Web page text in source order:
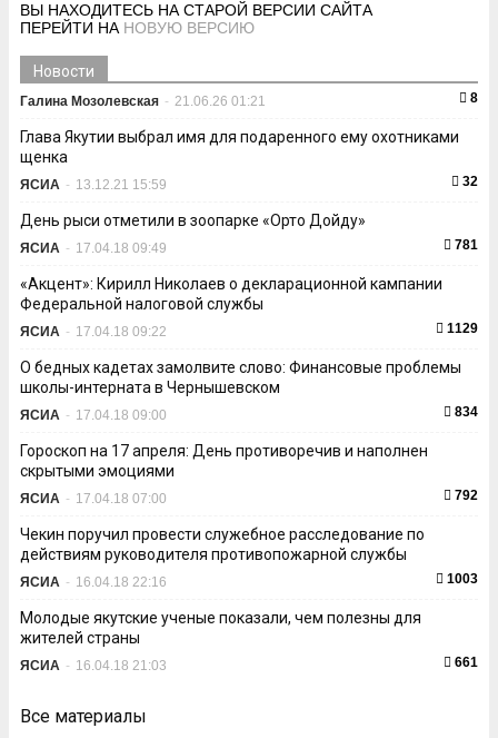
ВЫ НАХОДИТЕСЬ НА СТАРОЙ ВЕРСИИ САЙТА
ПЕРЕЙТИ НА НОВУЮ ВЕРСИЮ
Новости
Галина Мозолевская - 21.06.26 01:21 8
Глава Якутии выбрал имя для подаренного ему охотниками
щенка
ЯСИА - 13.12.21 15:59 32
День рыси отметили в зоопарке «Орто Дойду»
ЯСИА - 17.04.18 09:49 781
«Акцент»: Кирилл Николаев о декларационной кампании
Федеральной налоговой службы
ЯСИА - 17.04.18 09:22 1129
О бедных кадетах замолвите слово: Финансовые проблемы
школы-интерната в Чернышевском
ЯСИА - 17.04.18 09:00 834
Гороскоп на 17 апреля: День противоречив и наполнен
скрытыми эмоциями
ЯСИА - 17.04.18 07:00 792
Чекин поручил провести служебное расследование по
действиям руководителя противопожарной службы
ЯСИА - 16.04.18 22:16 1003
Молодые якутские ученые показали, чем полезны для
жителей страны
ЯСИА - 16.04.18 21:03 661
Все материалы